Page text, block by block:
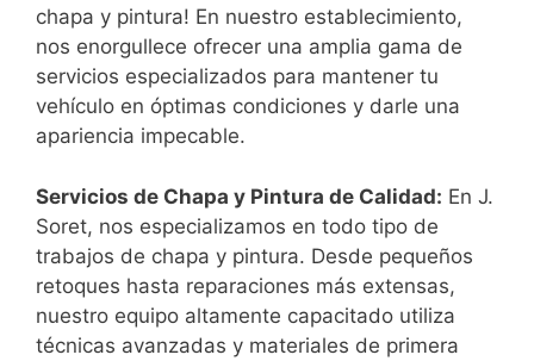
chapa y pintura! En nuestro establecimiento,
nos enorgullece ofrecer una amplia gama de
servicios especializados para mantener tu
vehículo en óptimas condiciones y darle una
apariencia impecable.
Servicios de Chapa y Pintura de Calidad: En J.
Soret, nos especializamos en todo tipo de
trabajos de chapa y pintura. Desde pequeños
retoques hasta reparaciones más extensas,
nuestro equipo altamente capacitado utiliza
técnicas avanzadas y materiales de primera